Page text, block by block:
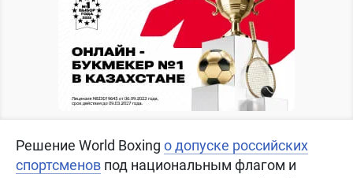
Решение World Boxing о допуске российских
спортсменов под национальным флагом и